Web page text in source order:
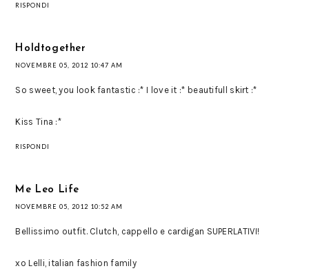
RISPONDI
Holdtogether
NOVEMBRE 05, 2012 10:47 AM
So sweet, you look fantastic :* I love it :* beautifull skirt :*
Kiss Tina :*
RISPONDI
Me Leo Life
NOVEMBRE 05, 2012 10:52 AM
Bellissimo outfit. Clutch, cappello e cardigan SUPERLATIVI!
xo Lelli, italian fashion family